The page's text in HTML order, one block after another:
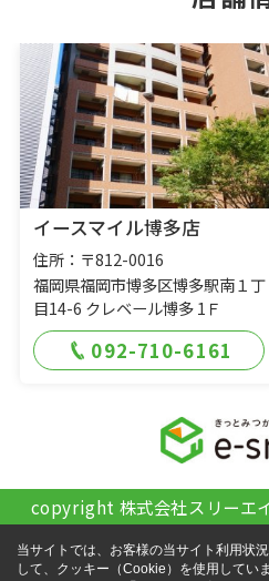
イースマイル博多店
住所：〒812-0016
福岡県福岡市博多区博多駅南１丁
目14-6 クレベール博多 1Ｆ
092-710-6161
copyright 株式会社スリーエ
当サイトでは、お客様の当サイト利用状
して、クッキー（Cookie）を使用していま